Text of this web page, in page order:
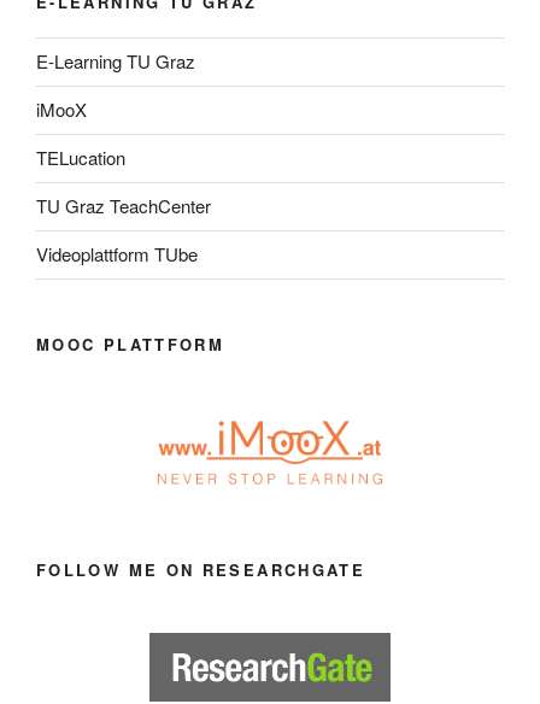
E-Learning TU Graz
iMooX
TELucation
TU Graz TeachCenter
Videoplattform TUbe
MOOC PLATTFORM
FOLLOW ME ON RESEARCHGATE